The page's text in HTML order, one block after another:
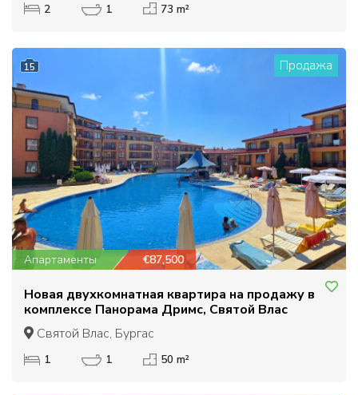
2 1 73 m²
15 Продажа
Апартаменты €87,500
Новая двухкомнатная квартира на продажу в
комплексе Панорама Дримс, Святой Влас
Святой Влас, Бургас
1 1 50 m²